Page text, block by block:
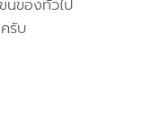
นของทั่วไป
รับ